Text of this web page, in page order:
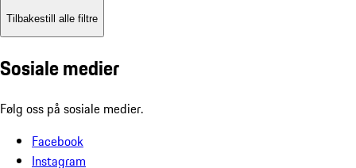
Tilbakestill alle filtre
Sosiale medier
Følg oss på sosiale medier.
Facebook
Instagram